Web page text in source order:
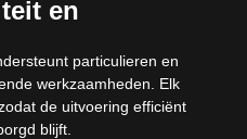
en
particulieren en
werkzaamheden. Elk
de uitvoering efficiënt
blijft.